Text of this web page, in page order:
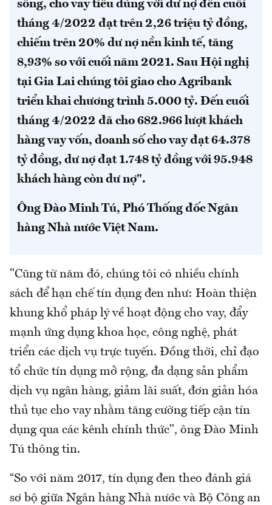
sống, cho vay tiêu dùng với dư nợ đến cuối
tháng 4/2022 đạt trên 2,26 triệu tỷ đồng,
chiếm trên 20% dư nợ nền kinh tế, tăng
8,93% so với cuối năm 2021. Sau Hội nghị
tại Gia Lai chúng tôi giao cho Agribank
triển khai chương trình 5.000 tỷ. Đến cuối
tháng 4/2022 đã cho 682.966 lượt khách
hàng vay vốn, doanh số cho vay đạt 64.378
tỷ đồng, dư nợ đạt 1.748 tỷ đồng với 95.948
khách hàng còn dư nợ".
Ông Đào Minh Tú, Phó Thống đốc Ngân
hàng Nhà nước Việt Nam.
"Cũng từ năm đó, chúng tôi có nhiều chính
sách để hạn chế tín dụng đen như: Hoàn thiện
khung khổ pháp lý về hoạt động cho vay, đẩy
mạnh ứng dụng khoa học, công nghệ, phát
triển các dịch vụ trực tuyến. Đồng thời, chỉ đạo
tổ chức tín dụng mở rộng, đa dạng sản phẩm
dịch vụ ngân hàng, giảm lãi suất, đơn giản hóa
thủ tục cho vay nhằm tăng cường tiếp cận tín
dụng qua các kênh chính thức", ông Đào Minh
Tú thông tin.
“So với năm 2017, tín dụng đen theo đánh giá
sơ bộ giữa Ngân hàng Nhà nước và Bộ Công an